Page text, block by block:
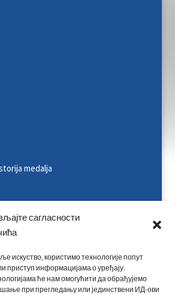
сагласности
искуство, користимо технологије попут
приступ информацијама о уређају.
ће нам омогућити да обрађујемо
при прегледању или јединствени ИД-ови
medalja
federacija (ICF)
asocijacija (ECA)
takmičenjima
takmičenjima